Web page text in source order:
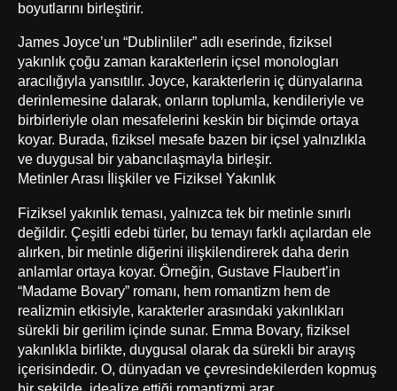
boyutlarını birleştirir.
James Joyce’un “Dublinliler” adlı eserinde, fiziksel
yakınlık çoğu zaman karakterlerin içsel monologları
aracılığıyla yansıtılır. Joyce, karakterlerin iç dünyalarına
derinlemesine dalarak, onların toplumla, kendileriyle ve
birbirleriyle olan mesafelerini keskin bir biçimde ortaya
koyar. Burada, fiziksel mesafe bazen bir içsel yalnızlıkla
ve duygusal bir yabancılaşmayla birleşir.
Metinler Arası İlişkiler ve Fiziksel Yakınlık
Fiziksel yakınlık teması, yalnızca tek bir metinle sınırlı
değildir. Çeşitli edebi türler, bu temayı farklı açılardan ele
alırken, bir metinle diğerini ilişkilendirerek daha derin
anlamlar ortaya koyar. Örneğin, Gustave Flaubert’in
“Madame Bovary” romanı, hem romantizm hem de
realizmin etkisiyle, karakterler arasındaki yakınlıkları
sürekli bir gerilim içinde sunar. Emma Bovary, fiziksel
yakınlıkla birlikte, duygusal olarak da sürekli bir arayış
içerisindedir. O, dünyadan ve çevresindekilerden kopmuş